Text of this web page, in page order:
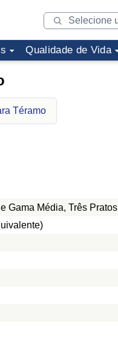
Qualidade de Vida
Téramo
Gama Média, Três Pratos